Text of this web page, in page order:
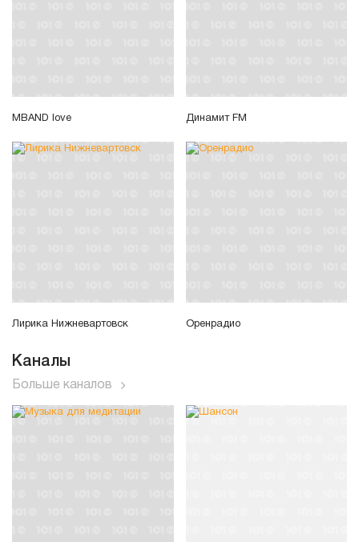
MBAND love Динамит FM
Лирика Нижневартовск Оренрадио
Каналы
Больше каналов